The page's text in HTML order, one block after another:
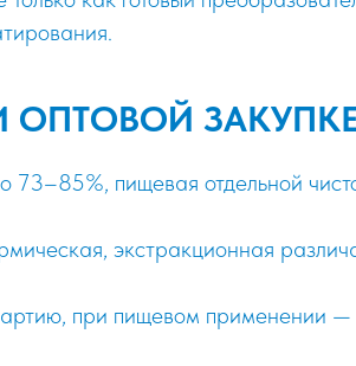
ОПТОВОЙ
73–85%, пищевая отдельной
экстракционная
при пищевом применении —